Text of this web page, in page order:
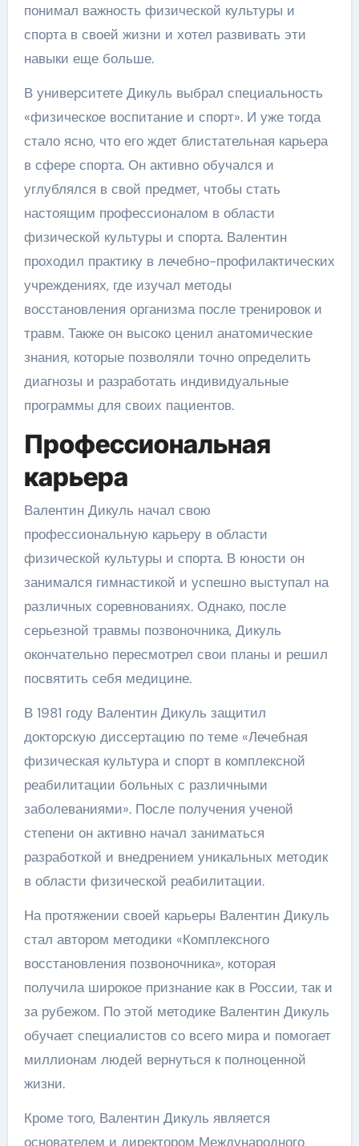
понимал важность физической культуры и
спорта в своей жизни и хотел развивать эти
навыки еще больше.
В университете Дикуль выбрал специальность
«физическое воспитание и спорт». И уже тогда
стало ясно, что его ждет блистательная карьера
в сфере спорта. Он активно обучался и
углублялся в свой предмет, чтобы стать
настоящим профессионалом в области
физической культуры и спорта. Валентин
проходил практику в лечебно-профилактических
учреждениях, где изучал методы
восстановления организма после тренировок и
травм. Также он высоко ценил анатомические
знания, которые позволяли точно определить
диагнозы и разработать индивидуальные
программы для своих пациентов.
Профессиональная
карьера
Валентин Дикуль начал свою
профессиональную карьеру в области
физической культуры и спорта. В юности он
занимался гимнастикой и успешно выступал на
различных соревнованиях. Однако, после
серьезной травмы позвоночника, Дикуль
окончательно пересмотрел свои планы и решил
посвятить себя медицине.
В 1981 году Валентин Дикуль защитил
докторскую диссертацию по теме «Лечебная
физическая культура и спорт в комплексной
реабилитации больных с различными
заболеваниями». После получения ученой
степени он активно начал заниматься
разработкой и внедрением уникальных методик
в области физической реабилитации.
На протяжении своей карьеры Валентин Дикуль
стал автором методики «Комплексного
восстановления позвоночника», которая
получила широкое признание как в России, так и
за рубежом. По этой методике Валентин Дикуль
обучает специалистов со всего мира и помогает
миллионам людей вернуться к полноценной
жизни.
Кроме того, Валентин Дикуль является
основателем и директором Международного